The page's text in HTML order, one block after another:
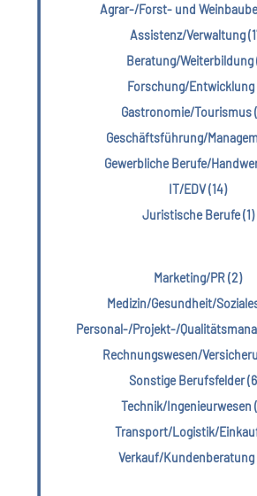
Agrar-/Forst- und
Assistenz/Verwaltung
Beratung/Weiterbildung
Forschung/Entwicklung
Gastronomie/Tourismus
Geschäftsführung/
Gewerbliche Berufe/
IT/EDV (14)
Juristische Berufe (1)
Marketing/PR (2)
Medizin/Gesundheit/
Personal-/Projekt-/
Rechnungswesen/
Sonstige Berufsfelder
Technik/Ingenieurwesen
Transport/Logistik/
Verkauf/Kundenberatung